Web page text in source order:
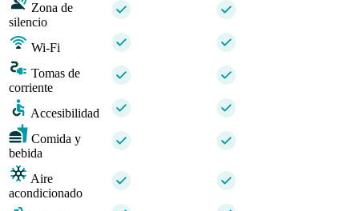
Zona de
silencio
Wi-Fi
Tomas de
corriente
Accesibilidad
Comida y
bebida
Aire
acondicionado